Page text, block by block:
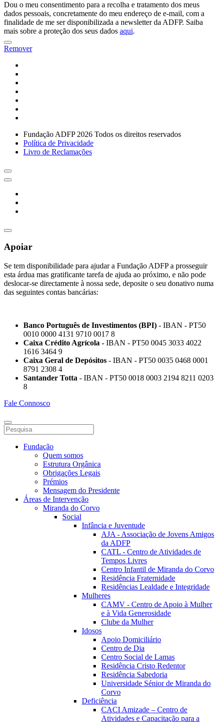
Dou o meu consentimento para a recolha e tratamento dos meus
dados pessoais, concretamente do meu endereço de e-mail, com a
finalidade de me ser disponibilizada a newsletter da ADFP. Saiba
mais sobre a proteção dos seus dados aqui.
Remover
Fundação ADFP 2026 Todos os direitos reservados
Política de Privacidade
Livro de Reclamações
Apoiar
Se tem disponibilidade para ajudar a Fundação ADFP a prosseguir
esta árdua mas gratificante tarefa de ajuda ao próximo, e não pode
deslocar-se directamente à nossa sede, deposite o seu donativo numa
das seguintes contas bancárias:
Banco Português de Investimentos (BPI) - IBAN - PT50
0010 0000 4131 9710 0017 8
Caixa Crédito Agrícola - IBAN - PT50 0045 3033 4022
1616 3464 9
Caixa Geral de Depósitos - IBAN - PT50 0035 0468 0001
8791 2308 4
Santander Totta - IBAN - PT50 0018 0003 2194 8211 0203
8
Fale Connosco
Fundação
Quem somos
Estrutura Orgânica
Obrigações Legais
Prémios
Mensagem do Presidente
Áreas de Intervenção
Miranda do Corvo
Social
Infância e Juventude
AJA - Associação de Jovens Amigos
da ADFP
CATL - Centro de Atividades de
Tempos Livres
Centro Infantil de Miranda do Corvo
Residência Fraternidade
Residências Lealdade e Integridade
Mulheres
CAMV - Centro de Apoio à Mulher
e à Vida Generosidade
Clube da Mulher
Idosos
Apoio Domiciliário
Centro de Dia
Centro Social de Lamas
Residência Cristo Redentor
Residência Sabedoria
Universidade Sénior de Miranda do
Corvo
Deficiência
CACI Amizade – Centro de
Atividades e Capacitação para a